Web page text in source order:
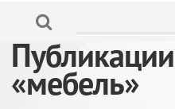
«мебель»